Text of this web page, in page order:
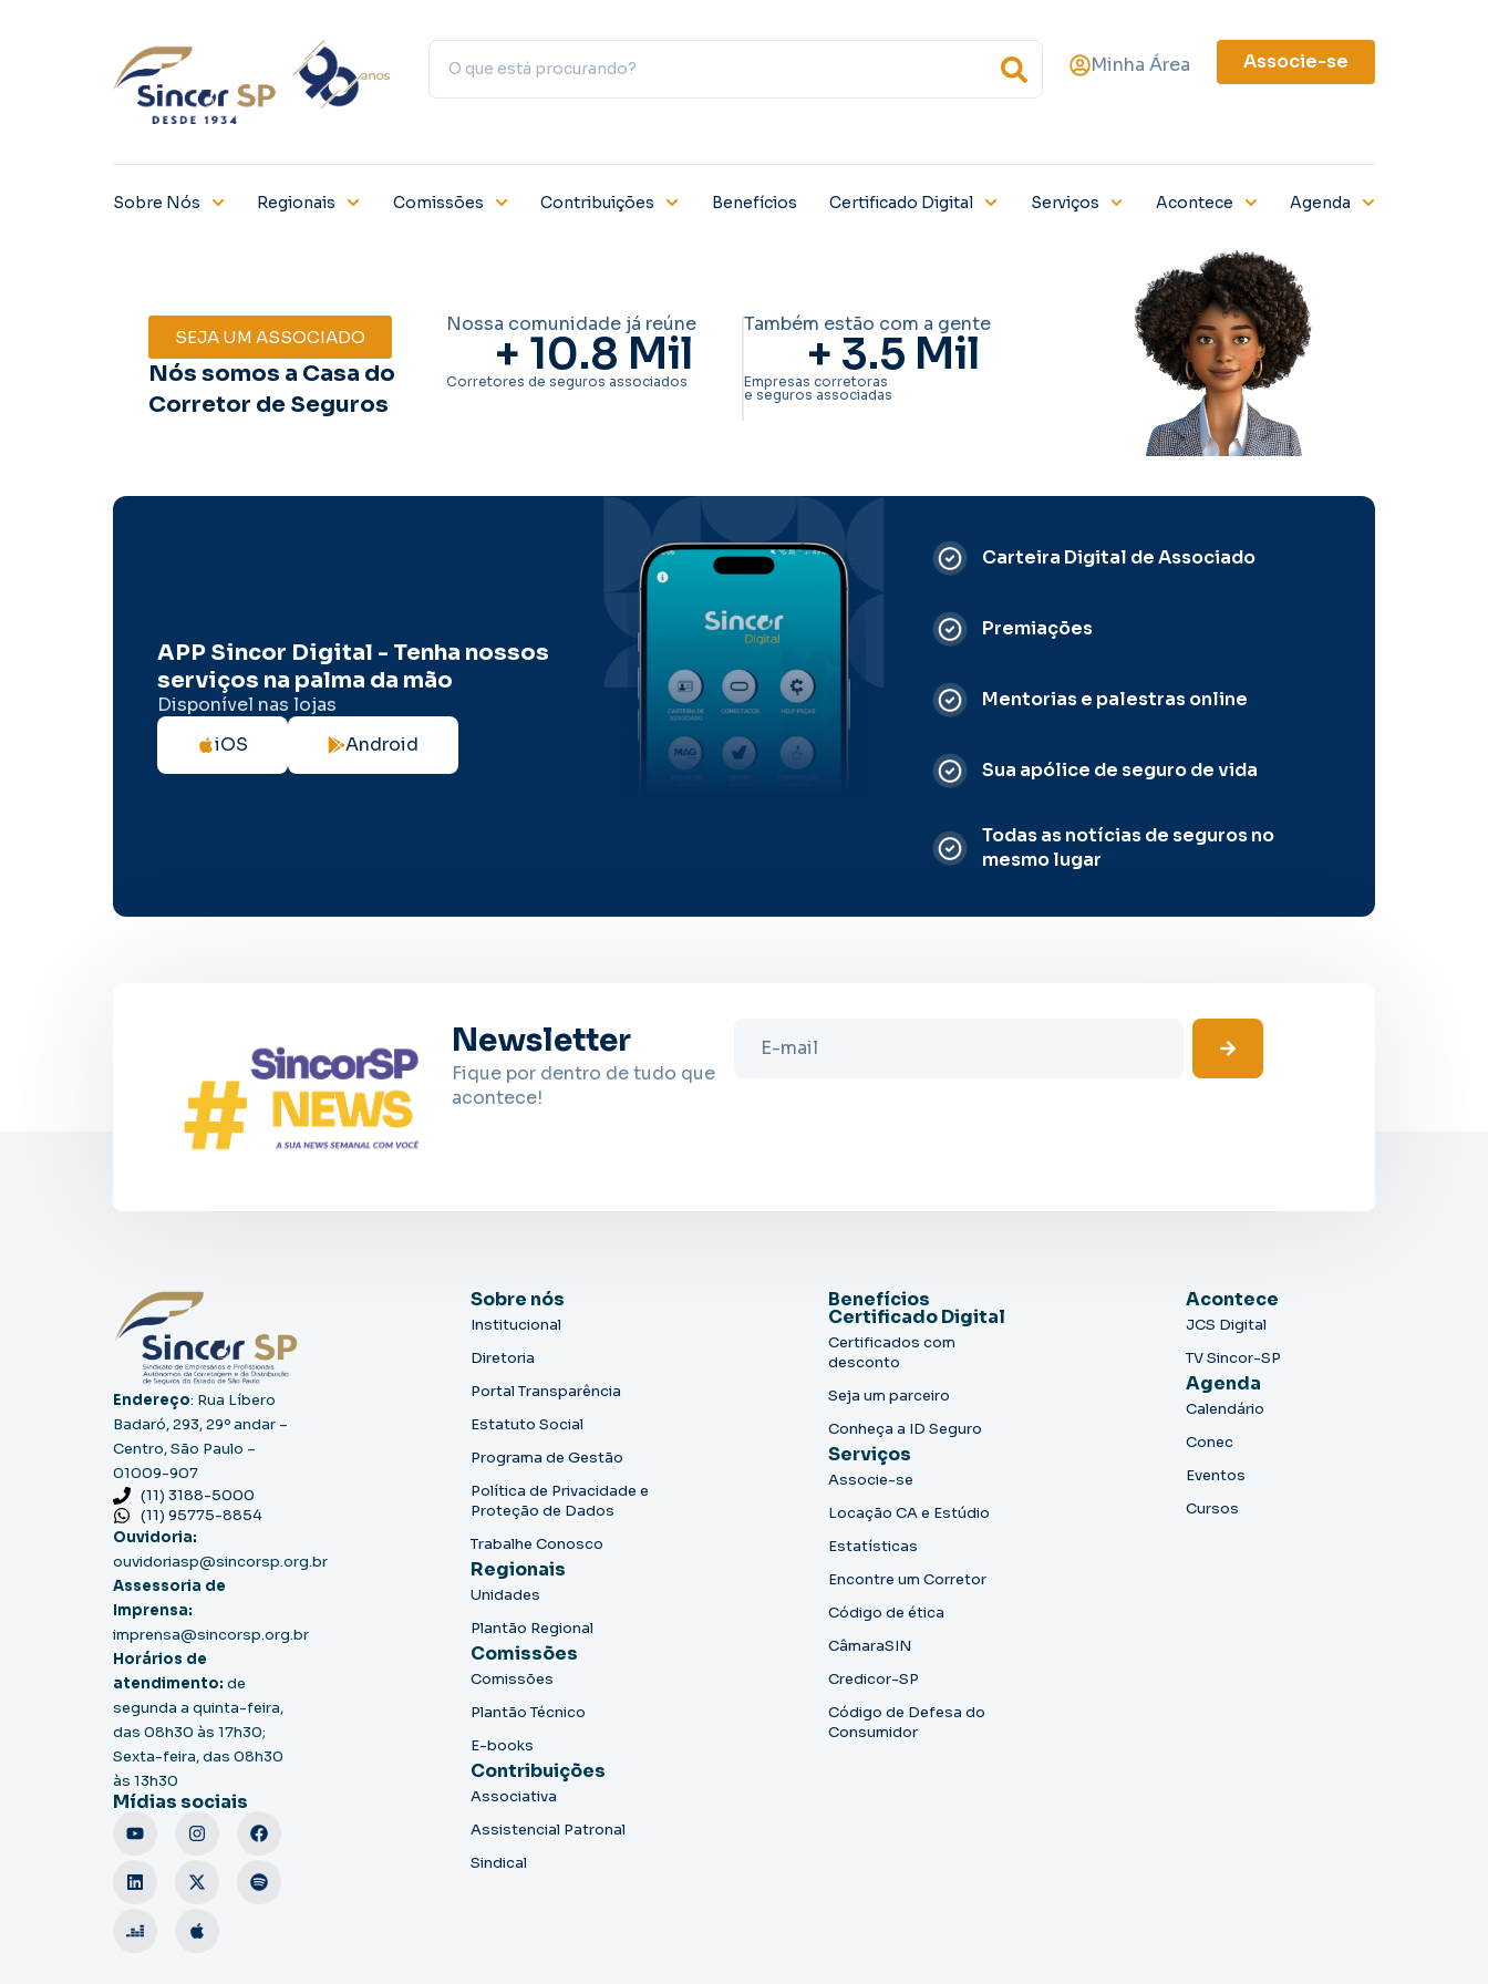
Minha Área Associe-se
Sobre Nós Regionais Comissões Contribuições Benefícios Certificado Digital Serviços Acontece Agenda
SEJA UM ASSOCIADO
Nós somos a Casa do
Corretor de Seguros
Nossa comunidade já reúne
+ 10.8 Mil
Corretores de seguros associados
Também estão com a gente
+ 3.5 Mil
Empresas corretoras
e seguros associadas
APP Sincor Digital - Tenha nossos
serviços na palma da mão
Disponível nas lojas
iOS
Android
Carteira Digital de Associado
Premiações
Mentorias e palestras online
Sua apólice de seguro de vida
Todas as notícias de seguros no
mesmo lugar
Newsletter
Fique por dentro de tudo que
acontece!
Endereço: Rua Líbero
Badaró, 293, 29º andar –
Centro, São Paulo –
01009-907
(11) 3188-5000
(11) 95775-8854
Ouvidoria:
ouvidoriasp@sincorsp.org.br
Assessoria de
Imprensa:
imprensa@sincorsp.org.br
Horários de
atendimento: de
segunda a quinta-feira,
das 08h30 às 17h30;
Sexta-feira, das 08h30
às 13h30
Mídias sociais
Sobre nós
Institucional
Diretoria
Portal Transparência
Estatuto Social
Programa de Gestão
Política de Privacidade e
Proteção de Dados
Trabalhe Conosco
Regionais
Unidades
Plantão Regional
Comissões
Comissões
Plantão Técnico
E-books
Contribuições
Associativa
Assistencial Patronal
Sindical
Benefícios
Certificado Digital
Certificados com
desconto
Seja um parceiro
Conheça a ID Seguro
Serviços
Associe-se
Locação CA e Estúdio
Estatísticas
Encontre um Corretor
Código de ética
CâmaraSIN
Credicor-SP
Código de Defesa do
Consumidor
Acontece
JCS Digital
TV Sincor-SP
Agenda
Calendário
Conec
Eventos
Cursos